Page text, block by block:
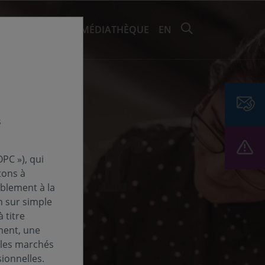
MÉDIATHÈQUE EN
»), qui
à
à la
sur simple
titre
une
marchés